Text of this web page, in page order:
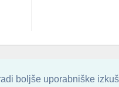
boljše uporabniške
© 2013 - 2026 BYSKINBASE. ALL